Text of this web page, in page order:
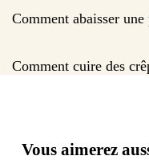
Comment abaisser une
Comment cuire des
Vous aimerez